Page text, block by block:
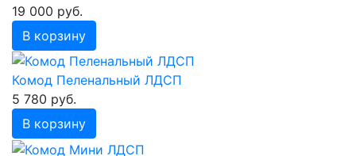
19 000 руб.
В корзину
Комод Пеленальный ЛДСП
5 780 руб.
В корзину